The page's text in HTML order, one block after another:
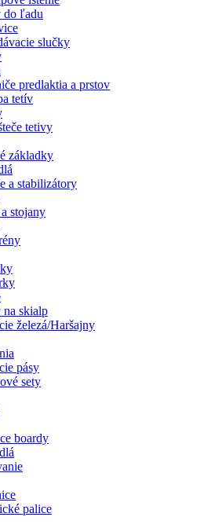
do ľadu
slučky
predlaktia a prstov
tetív
tetivy
základky
a stabilizátory
stojany
na skialp
železá/Haršajny
pásy
sety
boardy
palice